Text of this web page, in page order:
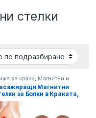
стелки
за крака Магнитни и
решения
Масажи
Магнитни
за Болки в Краката,
Цвят Кафяв,
MS-002